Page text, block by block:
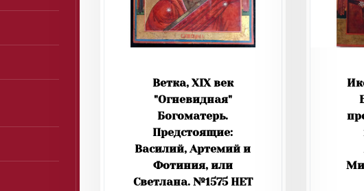
Ветка, XIX век
"Огневидная"
Богоматерь.
Предстоящие:
Василий, Артемий и
Фотиния, или
Светлана. №1575 НЕТ